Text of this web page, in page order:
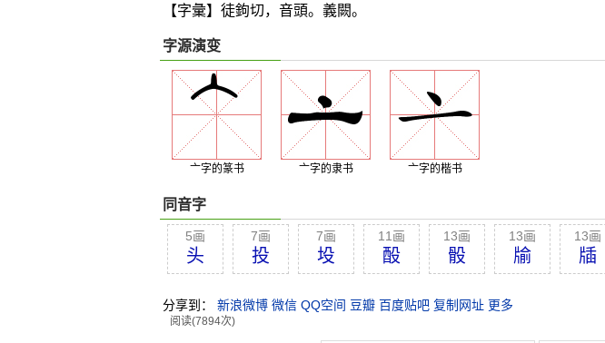
【字彙】徒鉤切，音頭。義闕。
字源演变
亠字的篆书 亠字的隶书 亠字的楷书
同音字
5画
头
7画
投
7画
坄
11画
酘
13画
骰
13画
牏
13画
牐
分享到： 新浪微博 微信 QQ空间 豆瓣 百度贴吧 复制网址 更多
阅读(7894次)